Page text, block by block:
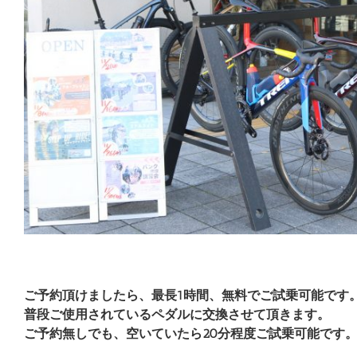
ご予約頂けましたら、最長1時間、無料でご試乗可能です
普段ご使用されているペダルに交換させて頂きます。
ご予約無しでも、空いていたら20分程度ご試乗可能です。